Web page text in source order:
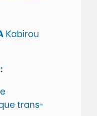
Kabirou
trans-